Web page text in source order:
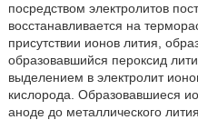
посредством электролитов
восстанавливается на
присутствии ионов лития,
образовавшийся пероксид
выделением в электролит
кислорода. Образовавшиеся
аноде до металлического лития.